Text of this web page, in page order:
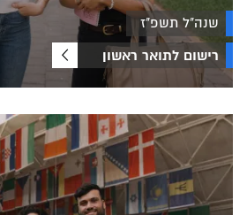
שנה"ל תשפ"ז
רישום לתואר ראשון